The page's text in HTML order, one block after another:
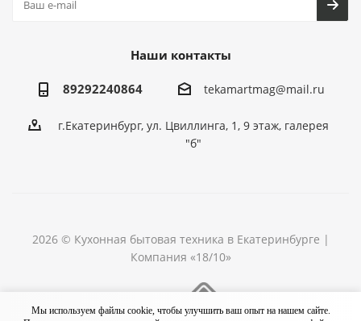
Наши контакты
89292240864 tekamartmag@mail.ru
г.Екатеринбург, ул. Цвиллинга, 1, 9 этаж, галерея
"б"
2026 © Кухонная бытовая техника в Екатеринбурге |
Компания «18/10»
Мы используем файлы cookie, чтобы улучшить ваш опыт на нашем сайте.